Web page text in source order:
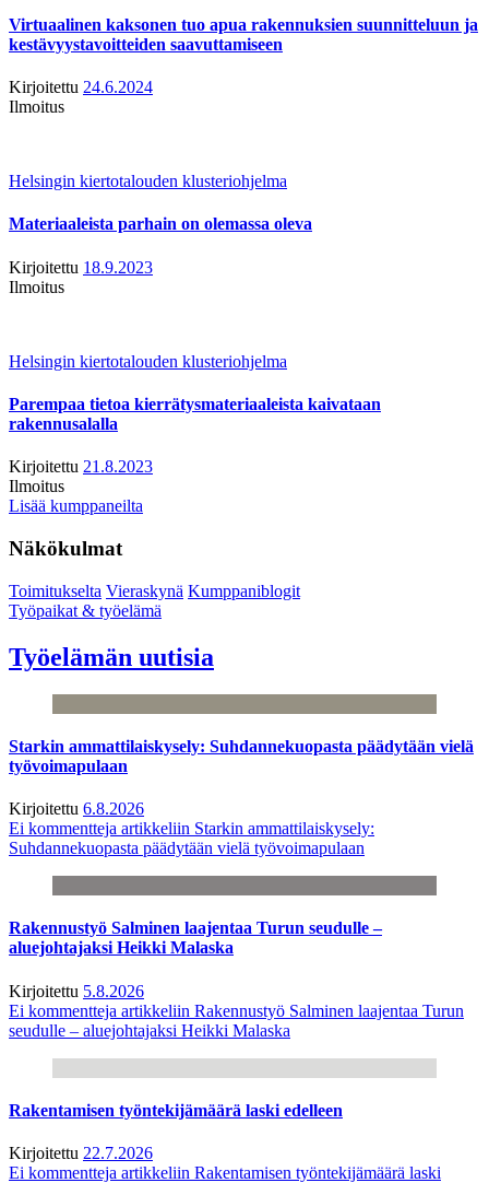
Virtuaalinen kaksonen tuo apua rakennuksien suunnitteluun ja
kestävyystavoitteiden saavuttamiseen
Kirjoitettu 24.6.2024
Ilmoitus
Helsingin kiertotalouden klusteriohjelma
Materiaaleista parhain on olemassa oleva
Kirjoitettu 18.9.2023
Ilmoitus
Helsingin kiertotalouden klusteriohjelma
Parempaa tietoa kierrätysmateriaaleista kaivataan
rakennusalalla
Kirjoitettu 21.8.2023
Ilmoitus
Lisää kumppaneilta
Näkökulmat
Toimitukselta Vieraskynä Kumppaniblogit
Työpaikat & työelämä
Työelämän uutisia
Starkin ammattilaiskysely: Suhdannekuopasta päädytään vielä
työvoimapulaan
Kirjoitettu 6.8.2026
Ei kommentteja artikkeliin Starkin ammattilaiskysely:
Suhdannekuopasta päädytään vielä työvoimapulaan
Rakennustyö Salminen laajentaa Turun seudulle –
aluejohtajaksi Heikki Malaska
Kirjoitettu 5.8.2026
Ei kommentteja artikkeliin Rakennustyö Salminen laajentaa Turun
seudulle – aluejohtajaksi Heikki Malaska
Rakentamisen työntekijämäärä laski edelleen
Kirjoitettu 22.7.2026
Ei kommentteja artikkeliin Rakentamisen työntekijämäärä laski